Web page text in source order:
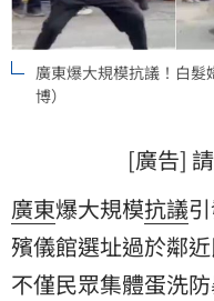
廣東爆大規模抗議！白
博）
[廣告]
廣東爆大規模抗議
殯儀館選址過於鄰
不僅民眾集體蛋洗